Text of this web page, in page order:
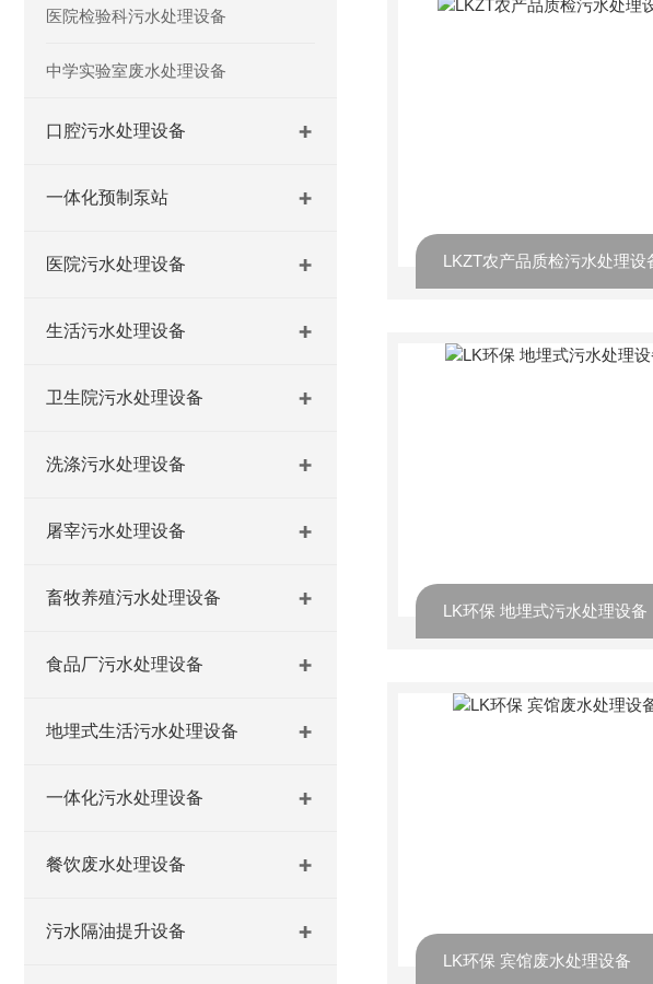
医院检验科污水处理设备
中学实验室废水处理设备
口腔污水处理设备
一体化预制泵站
医院污水处理设备
生活污水处理设备
卫生院污水处理设备
洗涤污水处理设备
屠宰污水处理设备
畜牧养殖污水处理设备
食品厂污水处理设备
地埋式生活污水处理设备
一体化污水处理设备
餐饮废水处理设备
污水隔油提升设备
LKZT农产品质检污水处理设
LK环保 地埋式污水处理设备
LK环保 宾馆废水处理设备